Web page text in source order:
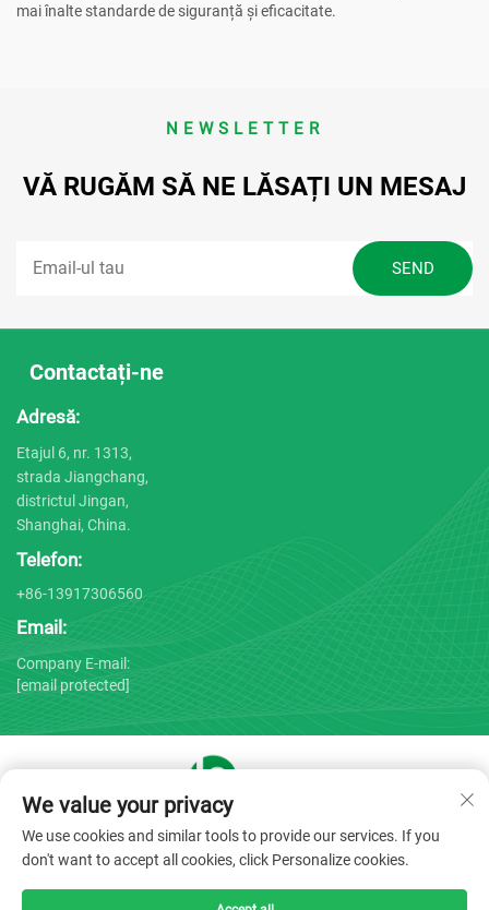
mai înalte standarde de siguranță și eficacitate.
NEWSLETTER
VĂ RUGĂM SĂ NE LĂSAȚI UN MESAJ
Contactați-ne
Adresă:
Etajul 6, nr. 1313,
strada Jiangchang,
districtul Jingan,
Shanghai, China.
Telefon:
+86-13917306560
Email:
Company E-mail:
[email protected]
Drepturi de autor © 2025 de către Shanghai Bojin Medical
Instrument Co., Ltd. -Politica de confidențialitate
We value your privacy
We use cookies and similar tools to provide our services. If you
don't want to accept all cookies, click Personalize cookies.